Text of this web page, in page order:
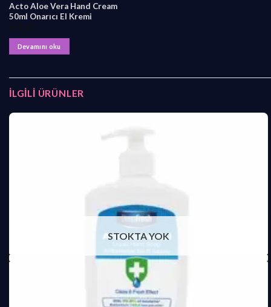
Acto Aloe Vera Hand Cream
50ml Onarıcı El Kremi
Devamını oku
İLGILI ÜRÜNLER
STOKTA YOK